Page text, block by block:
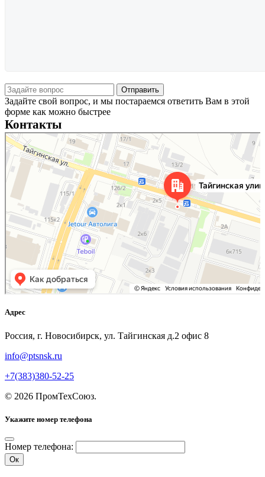
Задайте свой вопрос, и мы постараемся ответить Вам в этой
форме как можно быстрее
Контакты
Новосибирск
Тайгинская улица, 2 на карте Новосибирска — Яндекс Карты
Адрес
Россия, г. Новосибирск, ул. Тайгинская д.2 офис 8
info@ptsnsk.ru
+7(383)380-52-25
© 2026 ПромТехСоюз.
Укажите номер телефона
Номер телефона:
Ок